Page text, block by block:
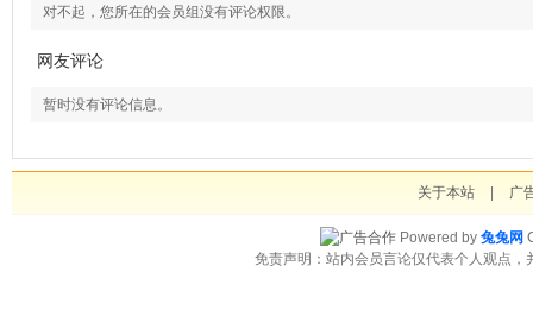
对不起，您所在的会员组没有评论权限。
网友评论
暂时没有评论信息。
关于本站 广
Powered by 兔兔网
免责声明：站内会员言论仅代表个人观点